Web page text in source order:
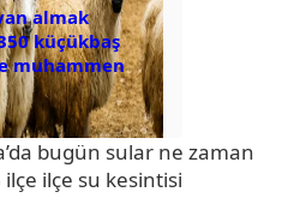
almak
küçükbaş
muhammen
bugün sular ne zaman
ilçe su kesintisi